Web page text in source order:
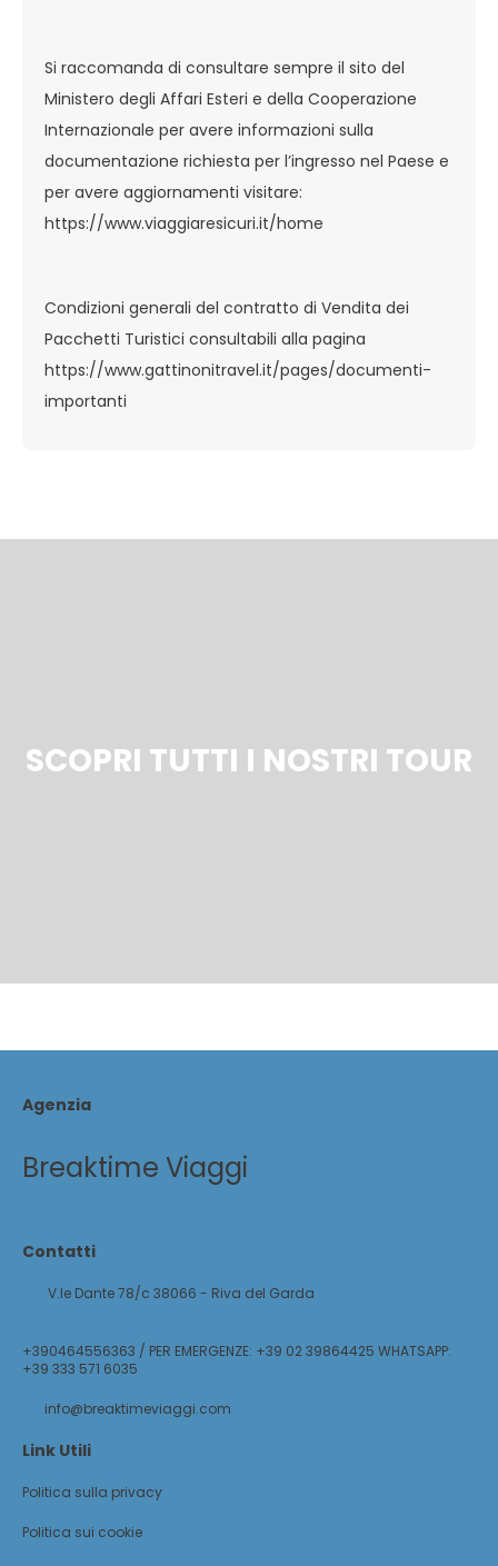
Si raccomanda di consultare sempre il sito del
Ministero degli Affari Esteri e della Cooperazione
Internazionale per avere informazioni sulla
documentazione richiesta per l’ingresso nel Paese e
per avere aggiornamenti visitare:
https://www.viaggiaresicuri.it/home
Condizioni generali del contratto di Vendita dei
Pacchetti Turistici consultabili alla pagina
https://www.gattinonitravel.it/pages/documenti-
importanti
SCOPRI TUTTI I NOSTRI TOUR
Agenzia
Breaktime Viaggi
Contatti
V.le Dante 78/c 38066 - Riva del Garda
+390464556363 / PER EMERGENZE: +39 02 39864425 WHATSAPP:
+39 333 571 6035
info@breaktimeviaggi.com
Link Utili
Politica sulla privacy
Politica sui cookie